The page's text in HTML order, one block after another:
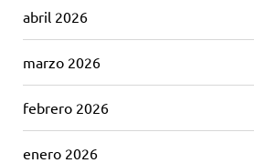
abril 2026
marzo 2026
febrero 2026
enero 2026